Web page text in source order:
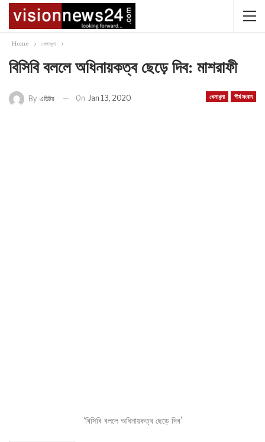
Home খেলাধুলা
বিসিবি বললে অধিনায়কত্ব ছেড়ে দিব: মাশরাফী
খেলাধুলা শীর্ষ সংবাদ
By এডিটর On Jan 13, 2020
‘বিসিবি বললে অধিনায়কত্ব ছেড়ে দিব’